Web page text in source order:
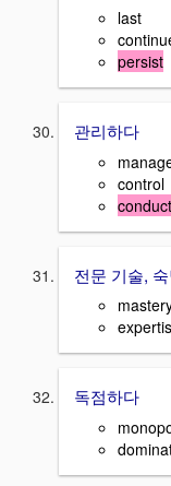
last
persist
관리하다
control
conduct
전문 기술,
독점하다